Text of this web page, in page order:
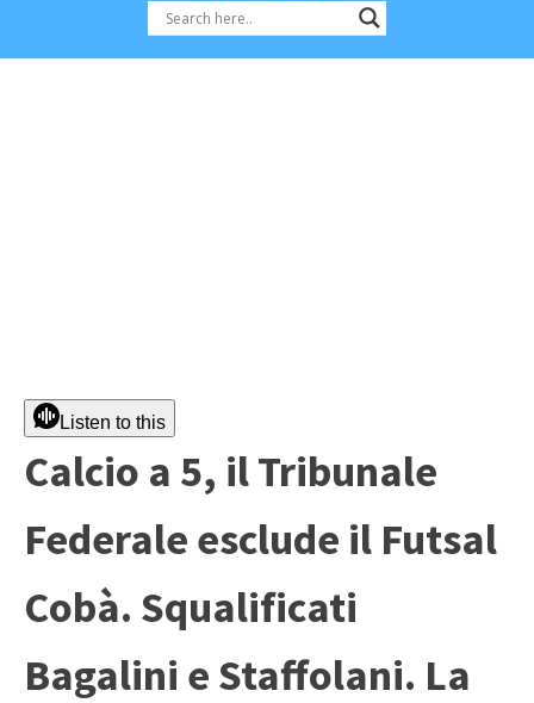
Listen to this
Calcio a 5, il Tribunale
Federale esclude il Futsal
Cobà. Squalificati
Bagalini e Staffolani. La